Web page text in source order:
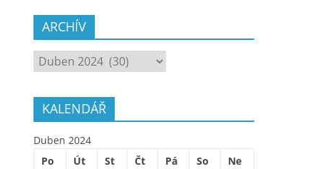
ARCHÍV
ARCHÍV
KALENDÁŘ
Duben 2024
Po
Út St Čt Pá So
Ne